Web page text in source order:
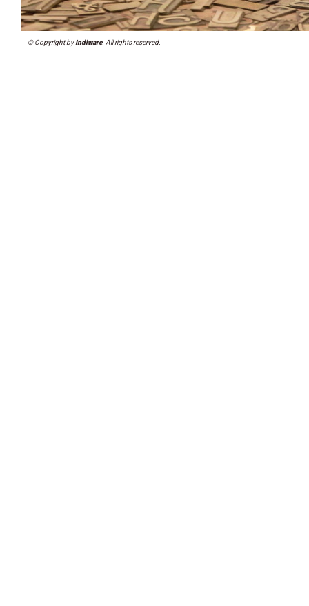
© Copyright byIndiware. All rights reserved.